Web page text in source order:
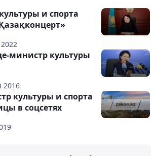
и спорта
2016
министр культуры
культуры и спорта
в соцсетях